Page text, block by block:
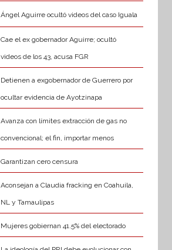
Ángel Aguirre ocultó videos del caso Iguala
Cae el ex gobernador Aguirre; ocultó
videos de los 43, acusa FGR
Detienen a exgobernador de Guerrero por
ocultar evidencia de Ayotzinapa
Avanza con límites extracción de gas no
convencional; el fin, importar menos
Garantizan cero censura
Aconsejan a Claudia fracking en Coahuila,
NL y Tamaulipas
Mujeres gobiernan 41.5% del electorado